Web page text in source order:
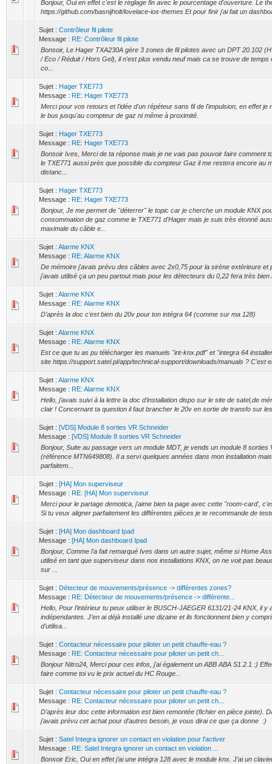
Bonjour, Oui en effet c'est le réglage fin avec le pourcentage d'ouverture. Le
https://github.com/basnijholt/lovelace-ios-themes Et pour finir j'ai fait un
Sujet : Contrôleur fil pilote
Message : RE: Contrôleur fil pilote
Bonsoir, Le Hager TXA230A gère 3 zones de fil pilotes avec un DPT 20.102
/ Eco / Réduit / Hors Gel), il n'est plus vendu neuf mais ca se trouve de temps
co...
Sujet : Hager TXE773
Message : RE: Hager TXE773
Merci pour vos retours et l'idée d'un répéteur sans fil de l'impulsion, en effet je
le bus jusqu'au compteur de gaz ni même à proximité.
Sujet : Hager TXE773
Message : RE: Hager TXE773
Bonsoir Ives, Merci de ta réponse mais je ne vais pas pouvoir faire comment
le TXE771 aussi près que possible du compteur Gaz il me restera encore au
distanc...
Sujet : Hager TXE773
Message : RE: Hager TXE773
Bonjour, Je me permet de "déterrer" le topic car je cherche un module KNX
consommation de gaz comme le TXE771 d'Hager mais je suis très étonné
maximale du câble e...
Sujet : Alarme KNX
Message : RE: Alarme KNX
De mémoire j'avais prévu des câbles avec 2x0,75 pour la sirène extérieure et
j'avais utilisé ça un peu partout mais pour les détecteurs du 0,22 fera très bien
Sujet : Alarme KNX
Message : RE: Alarme KNX
D’après la doc c’est bien du 20v pour ton intégra 64 (comme sur ma 128)
Sujet : Alarme KNX
Message : RE: Alarme KNX
Est ce que tu as pu télécharger les manuels "int-knx.pdf" et "integra 64
site https://support.satel.pl/app/technical-support/downloads/manuals ? C'est
Sujet : Alarme KNX
Message : RE: Alarme KNX
Hello, j’avais suivi à la lettre la doc d’installation dispo sur le site de satel,de
clair ! Concernant ta question il faut brancher le 20v en sortie de transfo sur
Sujet : [VDS] Module 8 sorties VR Schneider
Message : [VDS] Module 8 sorties VR Schneider
Bonjour, Suite au passage vers un module MDT, je vends un module 8 sorties
(référence MTN649808). Il a servi quelques années dans mon installation
parfaitem...
Sujet : [HA] Mon superviseur
Message : RE: [HA] Mon superviseur
Merci pour le partage demotica, j'aime bien ta page avec cette "room-card',
Si tu veux aligner parfaitement les différentes pièces je te recommande de
Sujet : [HA] Mon dashboard Ipad
Message : [HA] Mon dashboard Ipad
Bonjour, Comme l'a fait remarqué Ives dans un autre sujet, même si Home
utilisé en tant que superviseur dans nos installations KNX, on ne voit pas
sur ...
Sujet : Détecteur de mouvements/présence -> différentes zones?
Message : RE: Détecteur de mouvements/présence -> différente...
Hello, Pour l’intérieur tu peux utiliser le BUSCH-JAEGER 6131/21-24 KNX, il y
indépendantes. J’en ai déjà installé une dizaine et ils fonctionnent bien y
d’utilisa...
Sujet : Contacteur nécessaire pour piloter un petit chauffe-eau ?
Message : RE: Contacteur nécessaire pour piloter un petit ch...
Bonjour Nitro24, Merci pour ces infos, j'ai également un ABB ABA S1.2.1 :)
faire comme toi vu le prix actuel du HC Rouge...
Sujet : Contacteur nécessaire pour piloter un petit chauffe-eau ?
Message : RE: Contacteur nécessaire pour piloter un petit ch...
D’après leur doc cette information est bien remontée (fichier en pièce jointe).
j’avais prévu cet achat pour d’autres besoin, je vous dirai ce que ça donne :)
Sujet : Satel Integra ignorer un contact en violation pour l'activer
Message : RE: Satel Integra ignorer un contact en violation ...
Bonsoir Eric, Oui en effet j’ai une intégra 128 avec le module knx. J’ai un